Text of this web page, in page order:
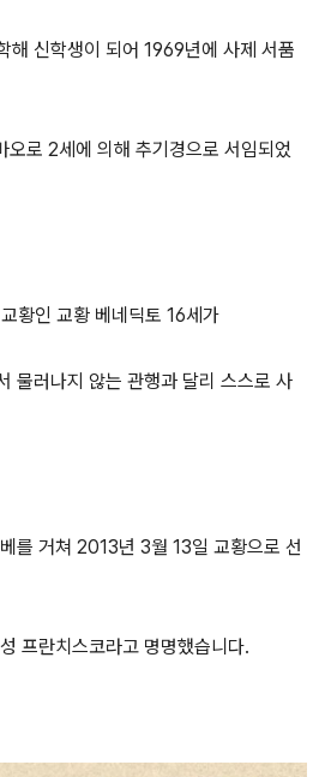
해 신학생이 되어 1969년에 사제 서품
로 2세에 의해 추기경으로 서임되었
황인 교황 베네딕토 16세가
물러나지 않는 관행과 달리 스스로 사
를 거쳐 2013년 3월 13일 교황으로 선
프란치스코라고 명명했습니다.